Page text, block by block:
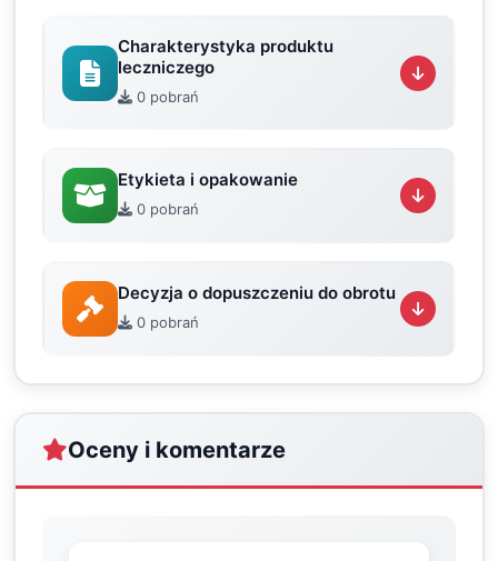
Charakterystyka produktu
leczniczego
0 pobrań
Etykieta i opakowanie
0 pobrań
Decyzja o dopuszczeniu do obrotu
0 pobrań
Oceny i komentarze